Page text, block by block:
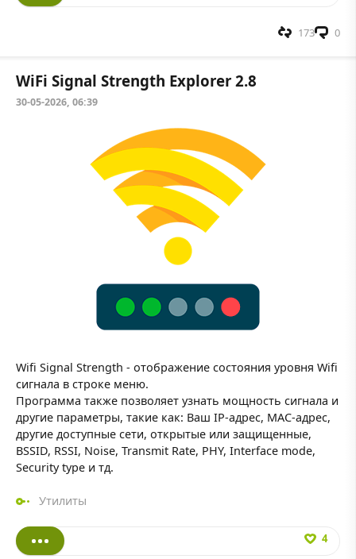
0
173
WiFi Signal Strength Explorer 2.8
30-05-2026, 06:39
Wifi Signal Strength - отображение состояния уровня Wifi
сигнала в строке меню.
Программа также позволяет узнать мощность сигнала и
другие параметры, такие как: Ваш IP-адрес, MAC-адрес,
другие доступные сети, открытые или защищенные,
BSSID, RSSI, Noise, Transmit Rate, PHY, Interface mode,
Security type и тд.
Утилиты
4